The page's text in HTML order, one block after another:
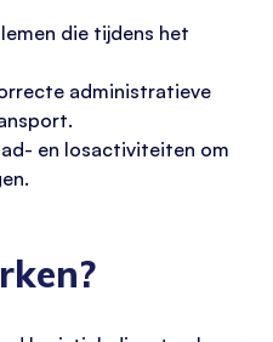
die tijdens het
administratieve
en losactiviteiten om